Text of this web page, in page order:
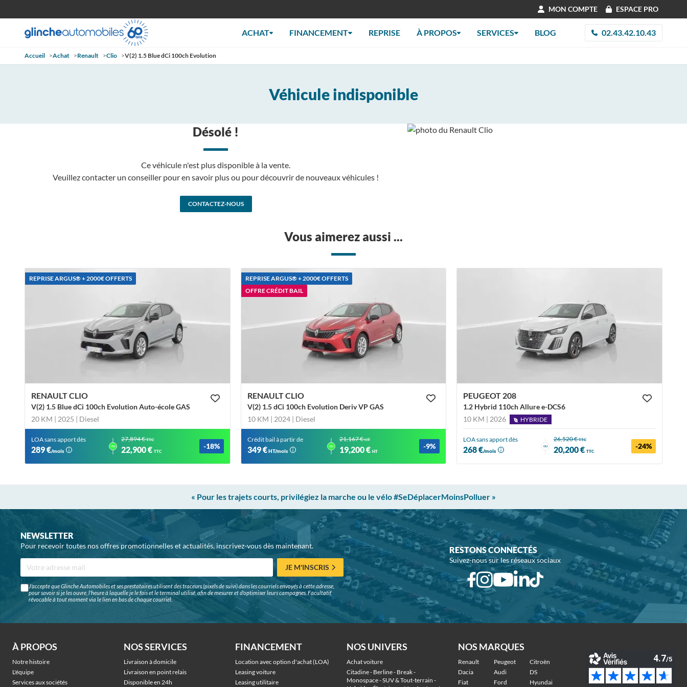
MON COMPTE ESPACE PRO
ACHAT FINANCEMENT REPRISE À PROPOS SERVICES BLOG 02.43.42.10.43
Accueil >Achat >Renault >Clio >V(2) 1.5 Blue dCi 100ch Evolution
Véhicule indisponible
Désolé !
Ce véhicule n'est plus disponible à la vente.
Veuillez contacter un conseiller pour en savoir plus ou pour découvrir de nouveaux véhicules !
CONTACTEZ-NOUS
Vous aimerez aussi ...
REPRISE ARGUS®️ + 2000€ OFFERTS
RENAULT CLIO
V(2) 1.5 Blue dCi 100ch Evolution Auto-école GAS
20 KM | 2025 | Diesel
LOA sans apport dès
289 €/mois
ou
27,894 €TTC
22,900 €TTC
-18%
REPRISE ARGUS®️ + 2000€ OFFERTS
OFFRE CRÉDIT BAIL
RENAULT CLIO
V(2) 1.5 dCi 100ch Evolution Deriv VP GAS
10 KM | 2024 | Diesel
Crédit bail à partir de
349 €HT/mois
ou
21,167 €HT
19,200 € HT
-9%
PEUGEOT 208
1.2 Hybrid 110ch Allure e-DCS6
10 KM | 2026
HYBRIDE
LOA sans apport dès
268 €/mois
ou
26,520 €TTC
20,200 € TTC
-24%
« Pour les trajets courts, privilégiez la marche ou le vélo #SeDéplacerMoinsPolluer »
NEWSLETTER
Pour recevoir toutes nos offres promotionnelles et actualités, inscrivez-vous dès maintenant.
JE M'INSCRIS
J'accepte que Glinche Automobiles et ses prestataires utilisent des traceurs (pixels de suivi) dans les courriels envoyés à cette adresse,
pour savoir si je les ouvre, l'heure à laquelle je le fais et le terminal utilisé, afin de mesurer et d'optimiser leurs campagnes. Facultatif,
révocable à tout moment via le lien en bas de chaque courriel.
RESTONS CONNECTÉS
Suivez-nous sur les réseaux sociaux
À PROPOS
Notre histoire
L'équipe
Services aux sociétés
NOS SERVICES
Livraison à domicile
Livraison en point relais
Disponible en 24h
FINANCEMENT
Location avec option d'achat (LOA)
Leasing voiture
Leasing utilitaire
NOS UNIVERS
Achat voiture
Citadine - Berline - Break -
Monospace - SUV & Tout-terrain -
NOS MARQUES
Renault Peugeot
Citroën
Dacia
Audi
DS
Fiat
Ford Hyundai